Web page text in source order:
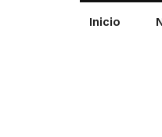
Inicio